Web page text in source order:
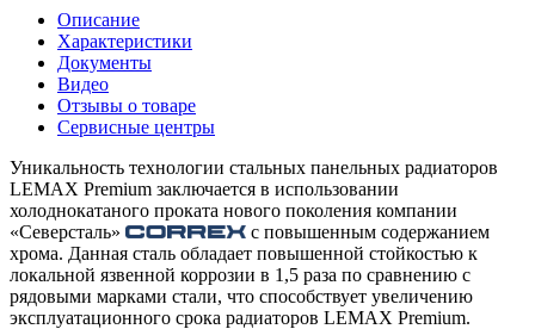
Описание
Характеристики
Документы
Видео
Отзывы о товаре
Сервисные центры
Уникальность технологии стальных панельных радиаторов
LEMAX Premium заключается в использовании
холоднокатаного проката нового поколения компании
«Северсталь»
с повышенным содержанием
хрома. Данная сталь обладает повышенной стойкостью к
локальной язвенной коррозии в 1,5 раза по сравнению с
рядовыми марками стали, что способствует увеличению
эксплуатационного срока радиаторов LEMAX Premium.